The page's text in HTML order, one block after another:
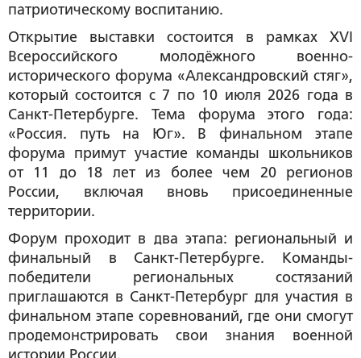
патриотическому воспитанию.
Открытие выставки состоится в рамках XVI
Всероссийского молодёжного военно-
исторического форума «Александровский стяг»,
который состоится с 7 по 10 июля 2026 года в
Санкт-Петербурге. Тема форума этого года:
«Россия. путь на Юг». В финальном этапе
форума примут участие команды школьников
от 11 до 18 лет из более чем 20 регионов
России, включая вновь присоединенные
территории.
Форум проходит в два этапа: региональный и
финальный в Санкт-Петербурге. Команды-
победители региональных состязаний
приглашаются в Санкт-Петербург для участия в
финальном этапе соревнований, где они смогут
продемонстрировать свои знания военной